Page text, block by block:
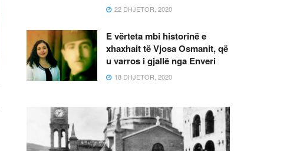
22 DHJETOR, 2020
E vërteta mbi historinë e
xhaxhait të Vjosa Osmanit, që
u varros i gjallë nga Enveri
18 DHJETOR, 2020